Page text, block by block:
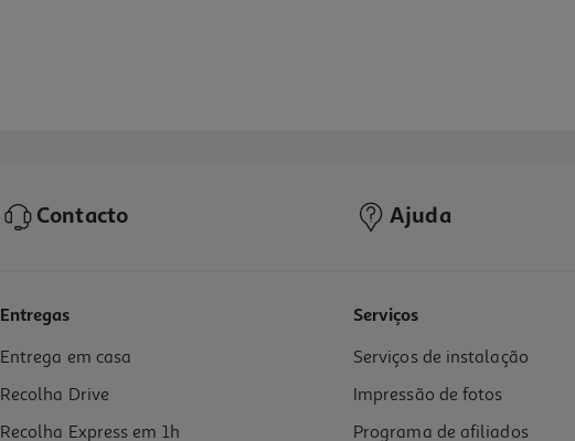
Contacto Ajuda
Entregas
Entrega em casa
Recolha Drive
Recolha Express em 1h
Serviços
Serviços de instalação
Impressão de fotos
Programa de afiliados